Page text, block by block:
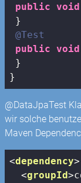
public void
}
@Test
public void
}
}
@DataJpaTest
wir solche
Maven
<dependency>
<groupId>